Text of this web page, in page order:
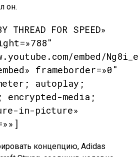
он.
THREAD FOR SPEED»
embed/Ng8i_e
frameborder=»0″
autoplay;
media;
in-picture»
концепцию, Adidas